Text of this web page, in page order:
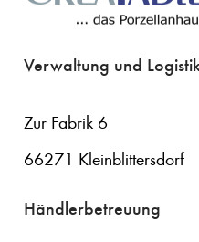
Verwaltung und
Zur Fabrik 6
66271 Kleinblittersdorf
Händlerbetreuung